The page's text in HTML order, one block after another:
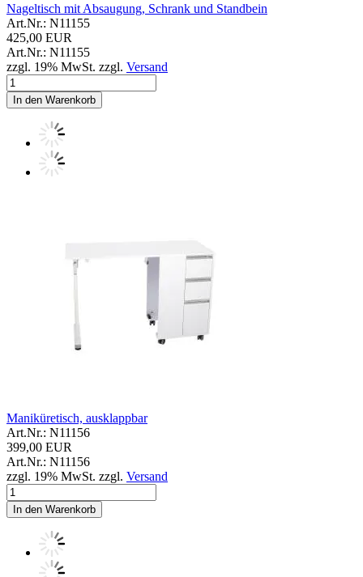
Nageltisch mit Absaugung, Schrank und Standbein
Art.Nr.: N11155
425,00 EUR
Art.Nr.: N11155
zzgl. 19% MwSt. zzgl. Versand
In den Warenkorb
Maniküretisch, ausklappbar
Art.Nr.: N11156
399,00 EUR
Art.Nr.: N11156
zzgl. 19% MwSt. zzgl. Versand
In den Warenkorb